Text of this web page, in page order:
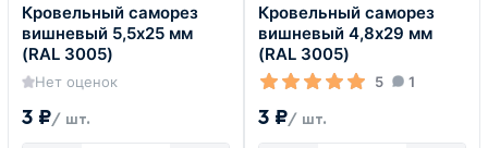
Кровельный саморез
вишневый 5,5х25 мм
(RAL 3005)
Нет оценок
3 ₽/ шт.
Кровельный саморез
вишневый 4,8х29 мм
(RAL 3005)
5 1
3 ₽/ шт.